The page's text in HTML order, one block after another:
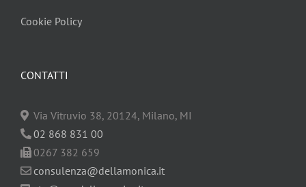
CONTATTI
Via Vitruvio 38, 20124, Milano, MI
02 868 831 00
0267 382 659
consulenza@dellamonica.it
Cookie Policy